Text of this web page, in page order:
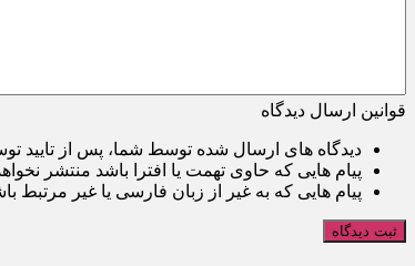
قوانین ارسال دیدگاه
دیدگاه های ارسال شده توسط شما، پس از تایید
پیام هایی که حاوی تهمت یا افترا باشد منتشر
پیام هایی که به غیر از زبان فارسی یا غیر مرتبط
ثبت دیدگاه